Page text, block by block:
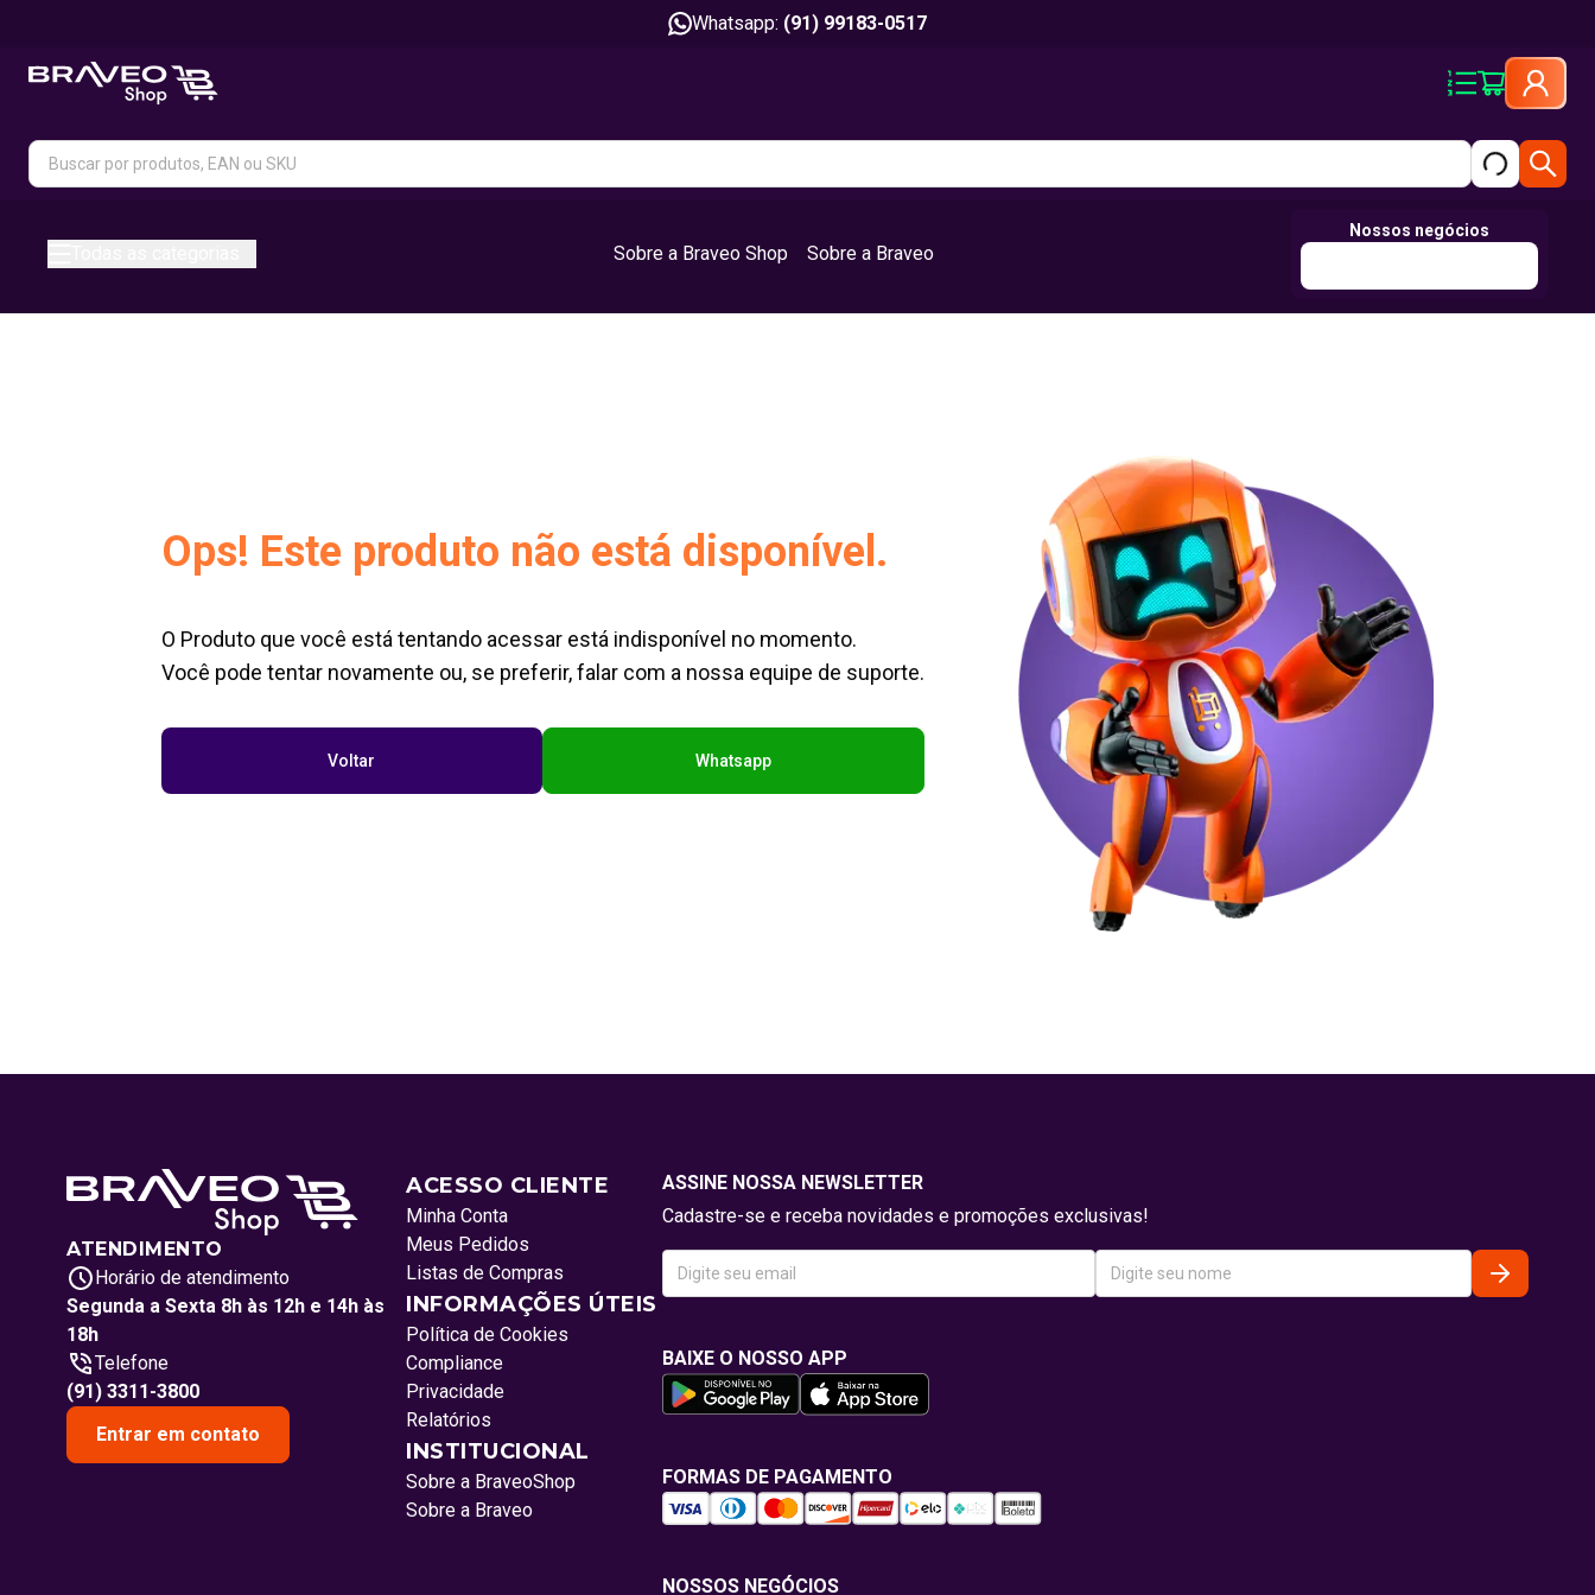
Whatsapp: (91) 99183-0517
Sobre a Braveo Shop Sobre a Braveo
Nossos negócios
Ops! Este produto não está disponível.
O Produto que você está tentando acessar está indisponível no momento.
Você pode tentar novamente ou, se preferir, falar com a nossa equipe de suporte.
Voltar Whatsapp
ATENDIMENTO
Horário de atendimento
Segunda a Sexta 8h às 12h e 14h às
18h
Telefone
(91) 3311-3800
Entrar em contato
ACESSO CLIENTE
Minha Conta
Meus Pedidos
Listas de Compras
INFORMAÇÕES ÚTEIS
Política de Cookies
Compliance
Privacidade
Relatórios
INSTITUCIONAL
Sobre a BraveoShop
Sobre a Braveo
ASSINE NOSSA NEWSLETTER
Cadastre-se e receba novidades e promoções exclusivas!
BAIXE O NOSSO APP
FORMAS DE PAGAMENTO
NOSSOS NEGÓCIOS